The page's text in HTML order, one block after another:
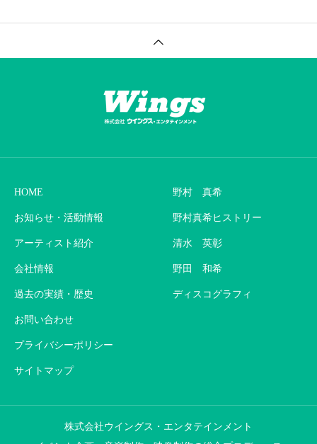
HOME
お知らせ・活動情報
アーティスト紹介
会社情報
過去の実績・歴史
お問い合わせ
プライバシーポリシー
サイトマップ
野村 真希
野村真希ヒストリー
清水 英彰
野田 和希
ディスコグラフィ
株式会社ウイングス・エンタテインメント